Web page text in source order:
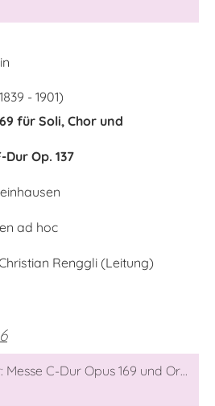
- 1901)
für Soli, Chor und
Op. 137
ad hoc
Renggli (Leitung)
Konzert Rheinberger: Messe C-Dur Opus 169 und Orgelkonzert Nr. 1 F-Dur Op. 137